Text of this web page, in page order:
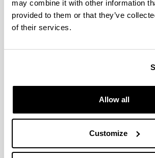
may combine it with other information
provided to them or that they’ve
of their services.
Allow all
Customize
plaza ditugu; Espainiako
plaza; eta 25, Amerikan eta Asian.
unibertsitate batzuetatik. Buddy
egiten zaie harrera atzerriko ikasleei.
Ikusinorakoak, baldintzak eta